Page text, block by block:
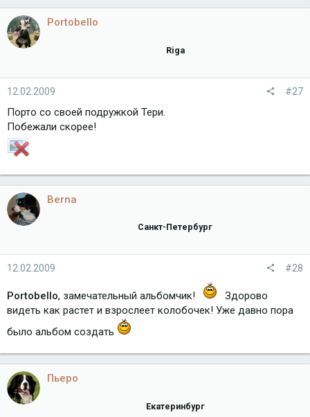
Portobello
Riga
12.02.2009 #27
Порто со своей подружкой Тери.
Побежали скорее!
Berna
Санкт-Петербург
12.02.2009 #28
Portobello, замечательный альбомчик!
Здорово
видеть как растет и взрослеет колобочек! Уже давно пора
было альбом создать
Пьеро
Екатеринбург